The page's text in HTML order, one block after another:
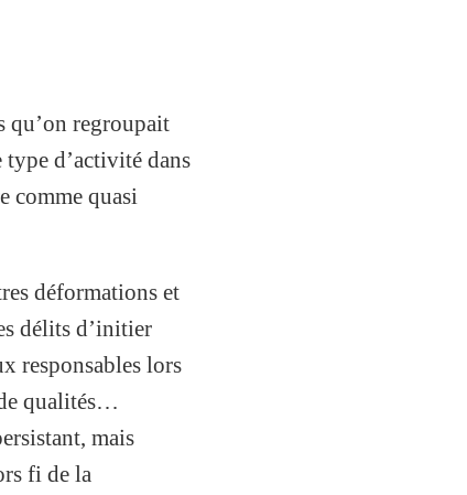
qu’on regroupait
d’activité dans
comme quasi
déformations et
délits d’initier
responsables lors
qualités…
mais
fi de la